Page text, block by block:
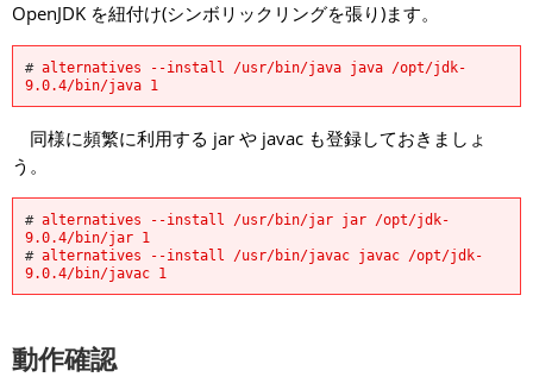
OpenJDK を紐付け(シンボリックリングを張り)ます。
# alternatives --install /usr/bin/java java /opt/jdk-
9.0.4/bin/java 1
同様に頻繁に利用する jar や javac も登録しておきましょ
う。
# alternatives --install /usr/bin/jar jar /opt/jdk-
9.0.4/bin/jar 1
# alternatives --install /usr/bin/javac javac /opt/jdk-
9.0.4/bin/javac 1
動作確認